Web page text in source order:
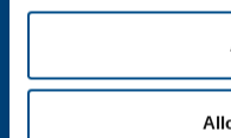
Speciale Gassen
Overzicht